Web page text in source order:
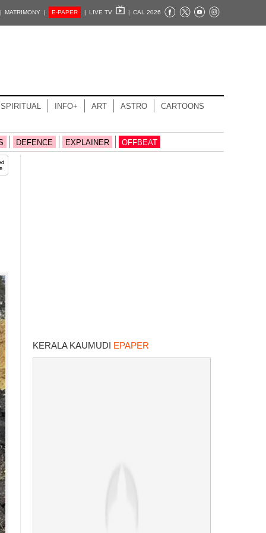
MATRIMONY | E-PAPER | LIVE TV | CAL 2026
SPIRITUAL INFO+ ART ASTRO CARTOONS
DEFENCE EXPLAINER OFFBEAT
KERALA KAUMUDI EPAPER